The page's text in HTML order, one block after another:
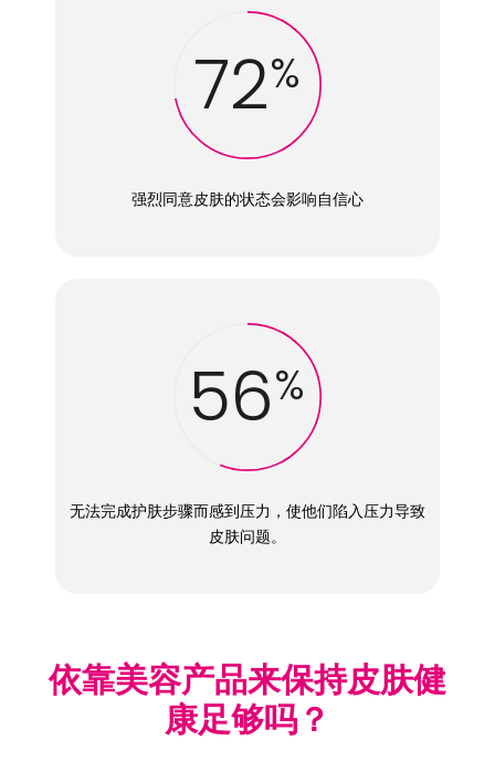
72%
强烈同意皮肤的状态会影响自信心
56%
无法完成护肤步骤而感到压力，使他们陷入压力导致
皮肤问题。
依靠美容产品来保持皮肤健
康足够吗？